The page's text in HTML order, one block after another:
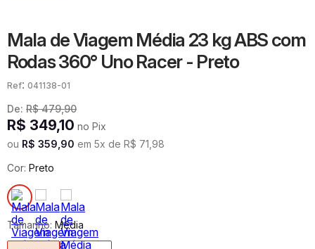
Mala de Viagem Média 23 kg ABS com
Rodas 360° Uno Racer - Preto
: 041138-01
De: R$ 479,90
R$ 349,10 no Pix
ou R$ 359 90 em 5x de R$ 71 98
Cor: Preto
Tamanho: Média